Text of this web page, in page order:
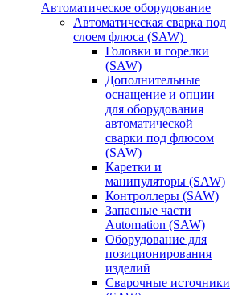
Автоматическое оборудование
Автоматическая сварка под
слоем флюса (SAW)
Головки и горелки
(SAW)
Дополнительные
оснащение и опции
для оборудования
автоматической
сварки под флюсом
(SAW)
Каретки и
манипуляторы (SAW)
Контроллеры (SAW)
Запасные части
Automation (SAW)
Оборудование для
позиционирования
изделий
Сварочные источники